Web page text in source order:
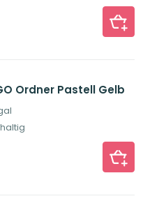
Ordner Pastell Gelb